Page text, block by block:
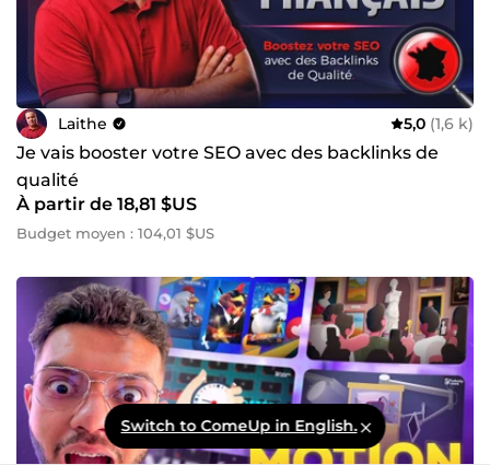
Laithe 5,0 (1,6 k)
Je vais booster votre SEO avec des backlinks de
qualité
À partir de 18,81 $US
Budget moyen : 104,01 $US
Switch to ComeUp in English.